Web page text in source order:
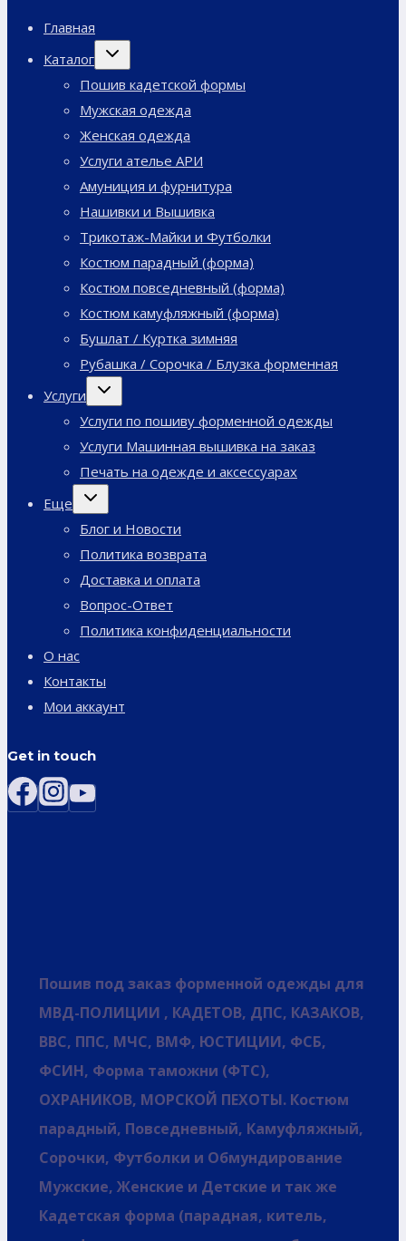
Главная
Каталог
Переключить
дочернее
Пошив кадетской формы
Мужская одежда
Женская одежда
Услуги ателье АРИ
Амуниция и фурнитура
Нашивки и Вышивка
Трикотаж-Майки и Футболки
Костюм парадный (форма)
Костюм повседневный (форма)
Костюм камуфляжный (форма)
Бушлат / Куртка зимняя
Рубашка / Сорочка / Блузка форменная
Услуги
Переключить
дочернее
Услуги по пошиву форменной одежды
Услуги Машинная вышивка на заказ
Печать на одежде и аксессуарах
Еще
Переключить
дочернее
Блог и Новости
Политика возврата
Доставка и оплата
Вопрос-Ответ
Политика конфиденциальности
О нас
Контакты
Мои аккаунт
Get in touch
Пошив под заказ форменной одежды для
МВД-ПОЛИЦИИ , КАДЕТОВ, ДПС, КАЗАКОВ,
ВВС, ППС, МЧС, ВМФ, ЮСТИЦИИ, ФСБ,
ФСИН, Форма таможни (ФТС),
ОХРАНИКОВ, МОРСКОЙ ПЕХОТЫ. Костюм
парадный, Повседневный, Камуфляжный,
Сорочки, Футболки и Обмундирование
Мужские, Женские и Детские и так же
Кадетская форма (парадная, китель,